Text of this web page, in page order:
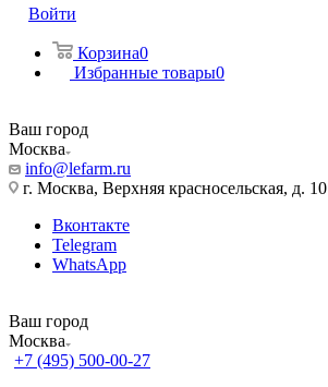
Войти
Корзина0
Избранные товары0
Ваш город
Москва
info@lefarm.ru
г. Москва, Верхняя красносельская, д. 10
Вконтакте
Telegram
WhatsApp
Ваш город
Москва
+7 (495) 500-00-27